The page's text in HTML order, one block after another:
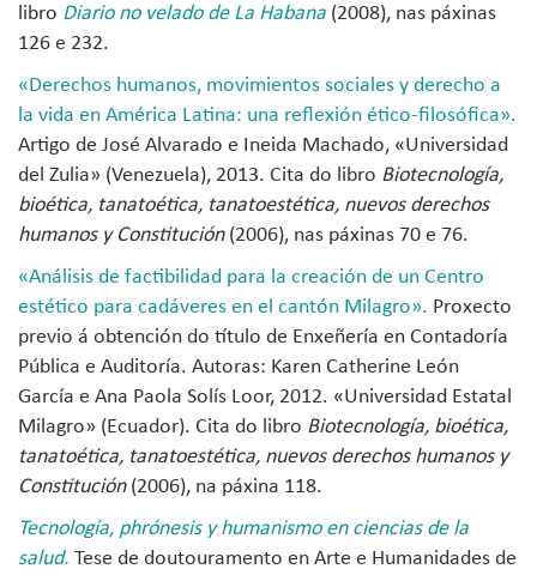
libro Diario no velado de La Habana (2008), nas páxinas
126 e 232.
«Derechos humanos, movimientos sociales y derecho a
la vida en América Latina: una reflexión ético-filosófica».
Artigo de José Alvarado e Ineida Machado, «Universidad
del Zulia» (Venezuela), 2013. Cita do libro Biotecnología,
bioética, tanatoética, tanatoestética, nuevos derechos
humanos y Constitución(2006), nas páxinas 70 e 76.
«Análisis de factibilidad para la creación de un Centro
estético para cadáveres en el cantón Milagro». Proxecto
previo á obtención do título de Enxeñería en Contadoría
Pública e Auditoría. Autoras: Karen Catherine León
García e Ana Paola Solís Loor, 2012. «Universidad Estatal
Milagro» (Ecuador). Cita do libro Biotecnología, bioética,
tanatoética, tanatoestética, nuevos derechos humanos y
Constitución(2006), na páxina 118.
Tecnología, phrónesis y humanismo en ciencias de la
salud. Tese de doutouramento en Arte e Humanidades de